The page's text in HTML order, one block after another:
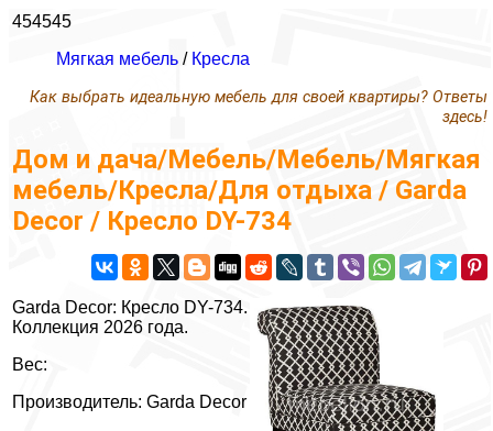
454545
Мягкая мебель / Кресла
Как выбрать идеальную мебель для своей квартиры? Ответы
здесь!
Дом и дача/Мебель/Мебель/Мягкая
мебель/Кресла/Для отдыха / Garda
Decor / Кресло DY-734
Garda Decor: Кресло DY-734.
Коллекция 2026 года.
Вес:
Производитель: Garda Decor